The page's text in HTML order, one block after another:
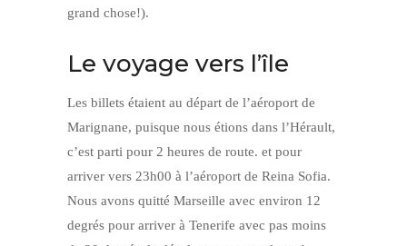
grand chose!).
Le voyage vers l’île
Les billets étaient au départ de l’aéroport de
Marignane, puisque nous étions dans l’Hérault,
c’est parti pour 2 heures de route. et pour
arriver vers 23h00 à l’aéroport de Reina Sofia.
Nous avons quitté Marseille avec environ 12
degrés pour arriver à Tenerife avec pas moins